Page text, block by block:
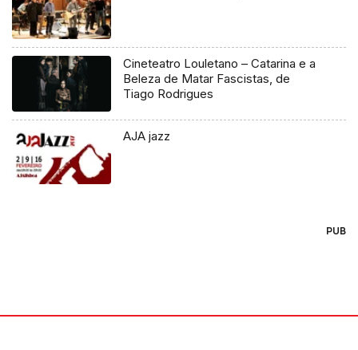
Cineteatro Louletano – Catarina e a
Beleza de Matar Fascistas, de
Tiago Rodrigues
AJA jazz
PUB